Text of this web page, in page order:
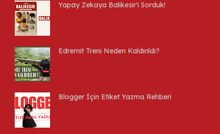
Yapay Zekaya Balıkesir'i Sorduk!
Edremit Treni Neden Kaldırıldı?
Blogger İçin Etiket Yazma Rehberi